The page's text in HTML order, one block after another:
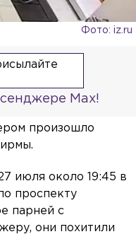
Фото: iz.ru
Max!
произошло
июля около 19:45 в
проспекту
парней с
они похитили